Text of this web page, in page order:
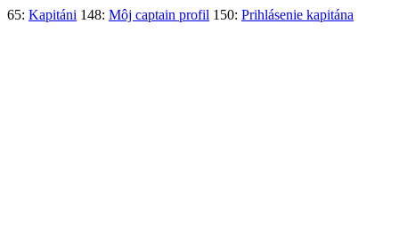
65: Kapitáni 148: Môj captain profil 150: Prihlásenie kapitána